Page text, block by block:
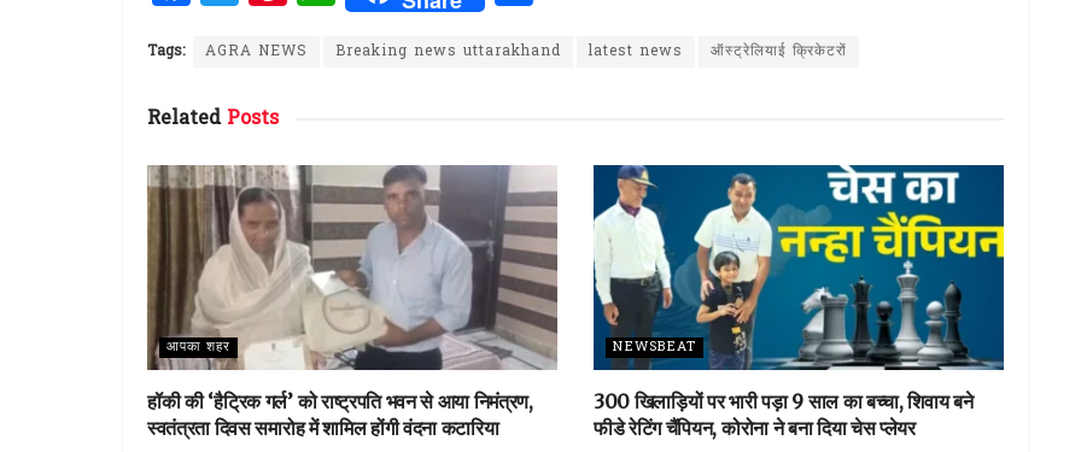
a
ce
b
o
o
k
w
it
te
r
n
te
h
at
p
p
ar
Tags: AGRA NEWS Breaking news uttarakhand latest news ऑस्ट्रेलियाई क्रिकेटरों
RelatedPosts
आपका शहर
हॉकी की ‘हैट्रिक गर्ल’ को राष्ट्रपति भवन से आया निमंत्रण,
स्वतंत्रता दिवस समारोह में शामिल होंगी वंदना कटारिया
NEWSBEAT
300 खिलाड़ियों पर भारी पड़ा 9 साल का बच्चा, शिवाय बने
फीडे रेटिंग चैंपियन, कोरोना ने बना दिया चेस प्लेयर